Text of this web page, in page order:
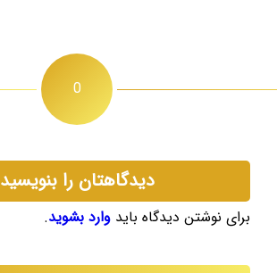
0
دیدگاهتان را بنویسید
برای نوشتن دیدگاه باید وارد بشوید.